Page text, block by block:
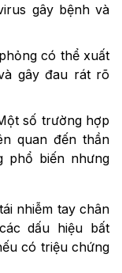
gây bệnh và
có thể xuất
gây đau rát rõ
số trường hợp
quan đến thần
phổ biến nhưng
nhiễm tay chân
dấu hiệu bất
có triệu chứng